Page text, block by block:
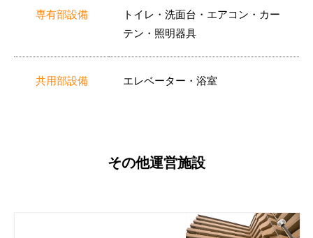
専有部設備
トイレ・洗面台・エアコン・カー
テン・照明器具
共用部設備 エレベーター・浴室
その他運営施設